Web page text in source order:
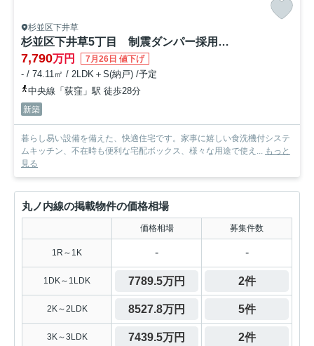
杉並区下井草
杉並区下井草5丁目 制震ダンパー採用 駅近×省エネ住宅 全2棟
7,790万円 7月26日 値下げ
- / 74.11㎡ / 2LDK＋S(納戸) /予定
中央線「荻窪」駅 徒歩28分
新築
暮らし易い設備を備えた、快適住宅です。家事に嬉しい食洗機付システ
ムキッチン、不在時も便利な宅配ボックス、様々な用途で使え... もっと
見る
丸ノ内線の掲載物件の価格相場
価格相場 募集件数
1R～1K - -
1DK～1LDK 7789.5万円 2件
2K～2LDK 8527.8万円 5件
3K～3LDK 7439.5万円 2件